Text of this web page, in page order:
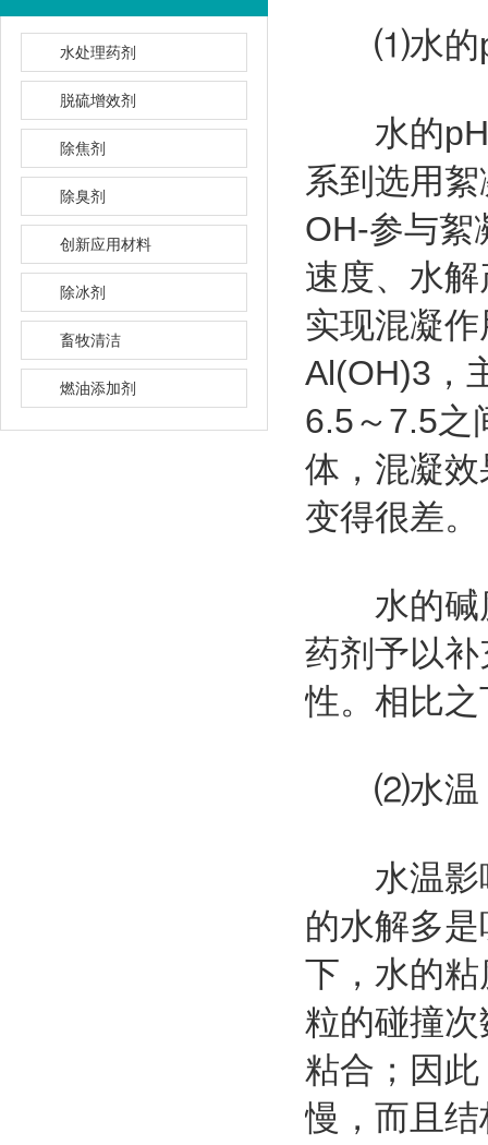
水处理药剂
脱硫增效剂
除焦剂
除臭剂
创新应用材料
除冰剂
畜牧清洁
燃油添加剂
⑴水的
水的pH
系到选用
OH-参与絮
速度、水
实现混凝
Al(OH)3，
6.5～7.5之
体，混凝
变得很差。
水的碱度
药剂予以
性。相比
⑵水温
水温影响
的水解多
下，水的
粒的碰撞
粘合；因
慢，而且